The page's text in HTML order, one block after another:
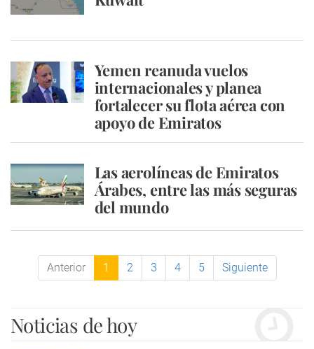
Yemen reanuda vuelos
internacionales y planea
fortalecer su flota aérea con
apoyo de Emiratos
Las aerolíneas de Emiratos
Árabes, entre las más seguras
del mundo
Anterior 1 2 3 4 5 Siguiente
Noticias de hoy